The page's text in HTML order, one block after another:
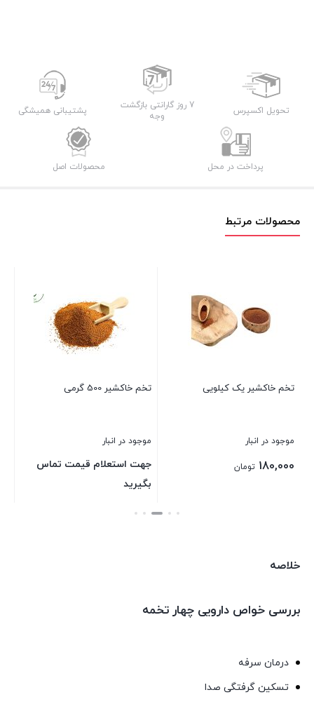
تحویل اکسپرس
7 روز گارانتی بازگشت
وجه
پشتیبانی همیشگی
پرداخت در محل محصولات اصل
محصولات مرتبط
تخم خاکشیر یک کیلویی
موجود در انبار
180,000 تومان
تخم خاکشیر 500 گرمی
موجود در انبار
جهت استعلام قیمت تماس
بگیرید
بستن
خلاصه
بررسی خواص دارویی چهار تخمه
درمان سرفه
تسکین گرفتگی صدا